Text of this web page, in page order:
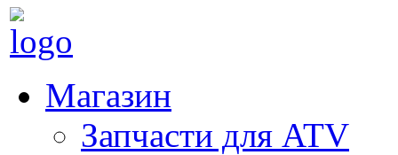
Магазин
Запчасти для ATV